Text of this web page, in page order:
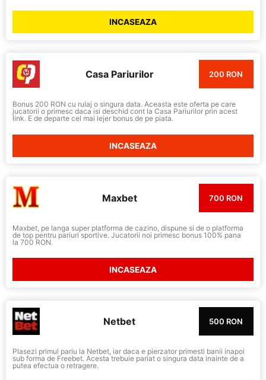
INCASEAZA
Casa Pariurilor 200 RON
Bonus 200 RON cu rulaj o singura data. Aceasta este oferta pe care
jucatorii o primesc daca isi deschid cont la Casa Pariurilor prin acest
link. E de departe cel mai lejer bonus de pe piata.
INCASEAZA
Maxbet 700 RON
Maxbet, pe langa super platforma de cazino, dispune si de o platforma
de top pentru pariuri sportive. Jucatorii noi primesc bonus 100% pana
la 700 RON.
INCASEAZA
Netbet 500 RON
Plasezi primul pariu la Netbet, iar daca e pierzator primesti banii inapoi
sub forma de Freebet. Acesta trebuie pariat o singura data inainte de a
putea efectua o retragere.